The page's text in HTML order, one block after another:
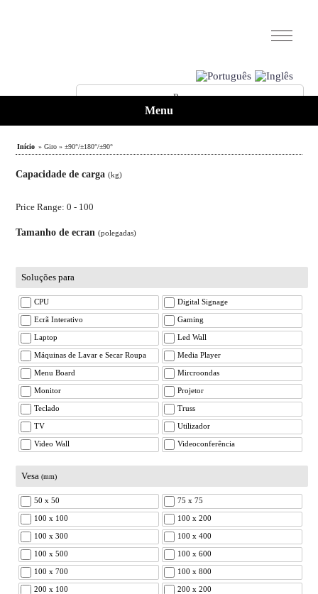
Menu
Início » Giro » ±90°/±180°/±90°
Capacidade de carga(kg)
Price Range: 0 - 100
Tamanho de ecran(polegadas)
Soluções para
CPU Digital Signage
Ecrã Interativo Gaming
Laptop Led Wall
Máquinas de Lavar e Secar Roupa Media Player
Menu Board Mircroondas
Monitor Projetor
Teclado Truss
TV Utilizador
Video Wall Videoconferência
Vesa (mm)
50 x 50 75 x 75
100 x 100 100 x 200
100 x 300 100 x 400
100 x 500 100 x 600
100 x 700 100 x 800
200 x 100 200 x 200